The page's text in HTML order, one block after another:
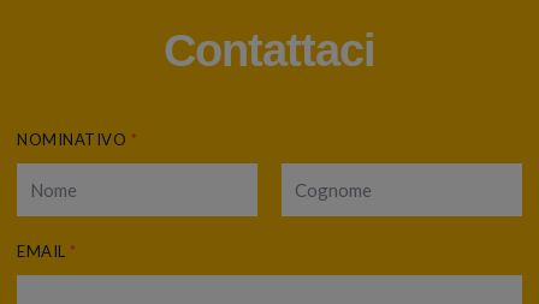
Contattaci
NOMINATIVO *
EMAIL *